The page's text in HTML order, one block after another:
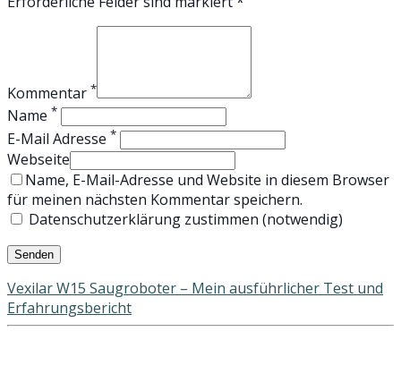
Kommentar *
Name *
E-Mail Adresse *
Webseite
Name, E-Mail-Adresse und Website in diesem Browser
für meinen nächsten Kommentar speichern.
Datenschutzerklärung zustimmen (notwendig)
Vexilar W15 Saugroboter – Mein ausführlicher Test und
Erfahrungsbericht